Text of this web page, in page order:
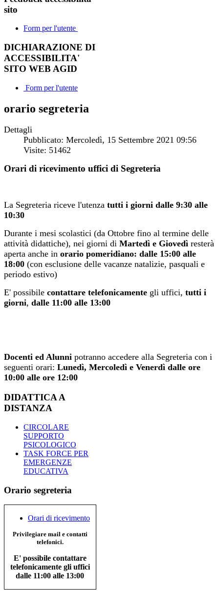
sito
Form per l'utente
DICHIARAZIONE DI
ACCESSIBILITA'
SITO WEB AGID
Form per l'utente
orario segreteria
Dettagli
Pubblicato: Mercoledì, 15 Settembre 2021 09:56
Visite: 51462
Orari di ricevimento uffici di Segreteria
La Segreteria riceve l'utenza tutti i giorni dalle 9:30 alle
10:30
Durante i mesi scolastici (da Ottobre fino al termine delle
attività didattiche), nei giorni di Martedì e Giovedì resterà
aperta anche in orario pomeridiano: dalle 15:00 alle
18:00 (con esclusione delle vacanze natalizie, pasquali e
periodo estivo)
E' possibile contattare telefonicamente gli uffici, tutti i
giorni, dalle 11:00 alle 13:00
Docenti ed Alunni potranno accedere alla Segreteria con i
seguenti orari: Lunedì, Mercoledì e Venerdì dalle ore
10:00 alle ore 12:00
DIDATTICA A
DISTANZA
CIRCOLARE
SUPPORTO
PSICOLOGICO
TASK FORCE PER
EMERGENZE
EDUCATIVA
Orario segreteria
Orari di ricevimento
Privilegiare mail e contatti
telefonici.
E' possibile contattare
telefonicamente gli uffici
dalle 11:00 alle 13:00